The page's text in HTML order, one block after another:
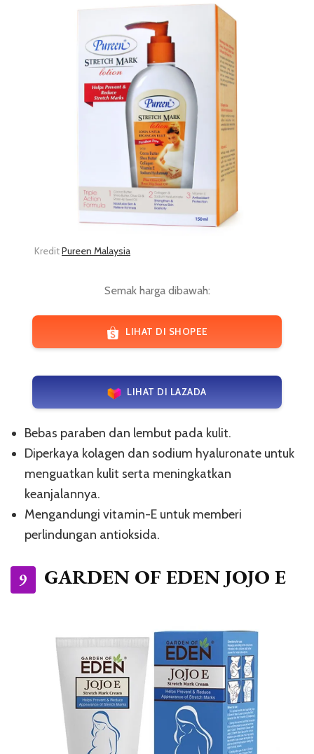
KreditPureen Malaysia
Semak harga dibawah:
LIHAT DI SHOPEE
LIHAT DI LAZADA
Bebas paraben dan lembut pada kulit.
Diperkaya kolagen dan sodium hyaluronate untuk
menguatkan kulit serta meningkatkan
keanjalannya.
Mengandungi vitamin-E untuk memberi
perlindungan antioksida.
9 GARDEN OF EDEN JOJO E